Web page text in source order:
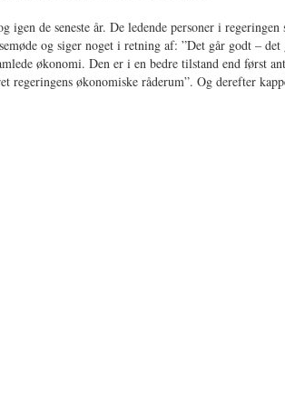
igen de seneste år. De ledende personer i regeringen
og siger noget i retning af: ”Det går godt –
økonomi. Den er i en bedre tilstand end først
regeringens økonomiske råderum”. Og derefter